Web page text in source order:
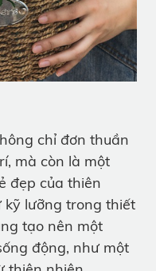
chỉ đơn thuần
mà còn là một
đẹp của thiên
kỹ lưỡng trong thiết
tạo nên một
động, như một